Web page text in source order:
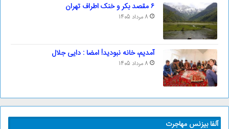
۶ مقصد بکر و خنک اطراف تهران
8 مرداد 1405
آمدیم، خانه نبودید! امضا : دایی جلال
8 مرداد 1405
آلفا بیزنس مهاجرت